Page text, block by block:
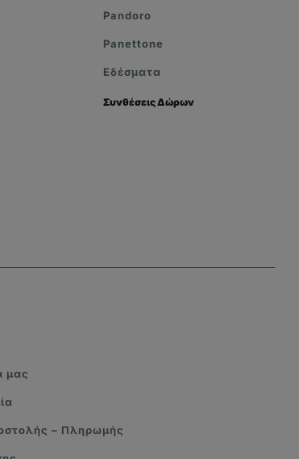
Pandoro
Panettone
Εδέσματα
Συνθέσεις Δώρων
μας
– Πληρωμής